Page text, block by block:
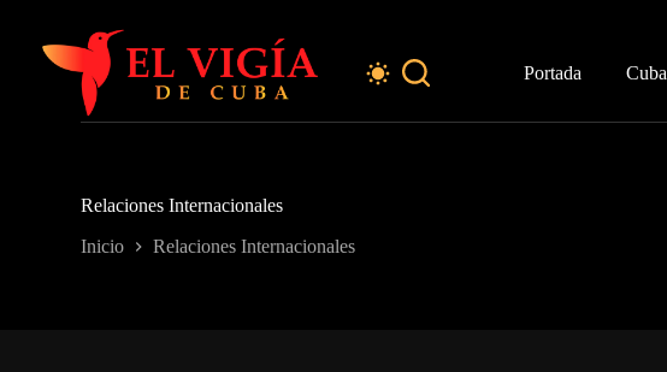
contenido
Portada Cuba
Relaciones Internacionales
Inicio Relaciones Internacionales